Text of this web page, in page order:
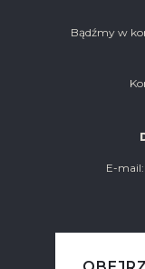
Bądźmy w
E-